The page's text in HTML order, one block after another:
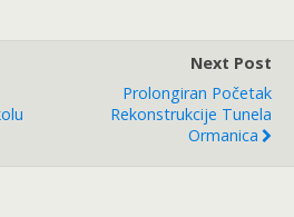
Next Post
Prolongiran Početak
Rekonstrukcije Tunela
Ormanica